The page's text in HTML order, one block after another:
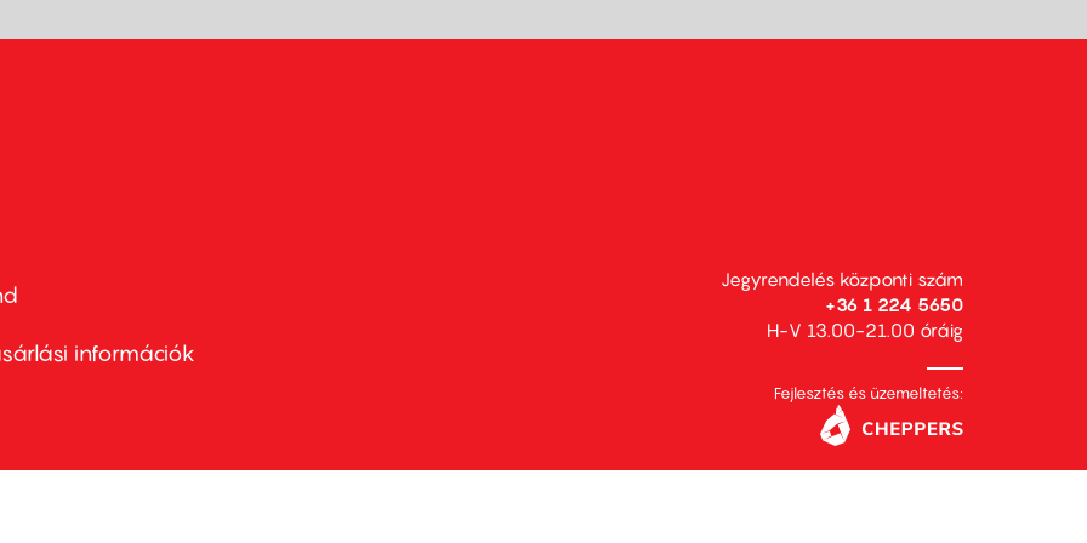
információk
Jegyrendelés központi szám
+36 1 224 5650
H-V 13.00-21.00 óráig
Fejlesztés és üzemeltetés: